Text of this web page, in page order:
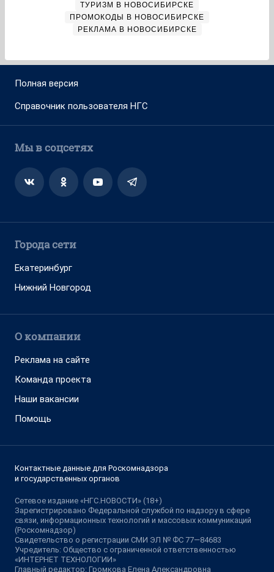
ТУРИЗМ В НОВОСИБИРСКЕ
ПРОМОКОДЫ В НОВОСИБИРСКЕ
РЕКЛАМА В НОВОСИБИРСКЕ
Полная версия
Справочник пользователя НГС
Мы в соцсетях
Города сети
Екатеринбург
Нижний Новгород
О компании
Реклама на сайте
Команда проекта
Наши вакансии
Помощь
Контактные данные для Роскомнадзора
и государственных органов
Сетевое издание «НГС.НОВОСТИ» (18+)
Зарегистрировано Федеральной службой по надзору в сфере
связи, информационных технологий и массовых коммуникаций
(Роскомнадзор)
Свидетельство о регистрации СМИ ЭЛ № ФС 77—84683
Учредитель: Общество с ограниченной ответственностью
«ИНТЕРНЕТ ТЕХНОЛОГИИ»
Главный редактор: Громкова Елена Александровна